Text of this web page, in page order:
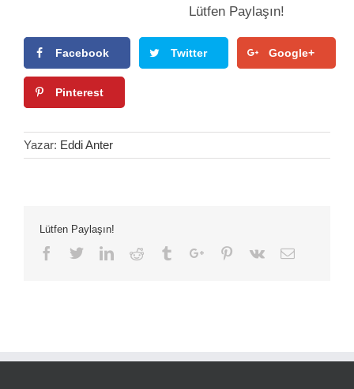
Lütfen Paylaşın!
Facebook Twitter Google+
Pinterest
Yazar: Eddi Anter
Lütfen Paylaşın!
Facebook
TwitterLinkedin
Reddit TumblrGoogle+Pinterest
Vk Email